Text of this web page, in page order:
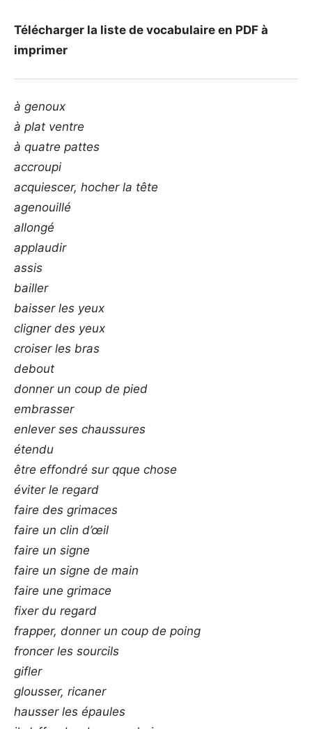
Télécharger la liste de vocabulaire en PDF à
imprimer
à genoux
à plat ventre
à quatre pattes
accroupi
acquiescer, hocher la tête
agenouillé
allongé
applaudir
assis
bailler
baisser les yeux
cligner des yeux
croiser les bras
debout
donner un coup de pied
embrasser
enlever ses chaussures
étendu
être effondré sur qque chose
éviter le regard
faire des grimaces
faire un clin d’œil
faire un signe
faire un signe de main
faire une grimace
fixer du regard
frapper, donner un coup de poing
froncer les sourcils
gifler
glousser, ricaner
hausser les épaules